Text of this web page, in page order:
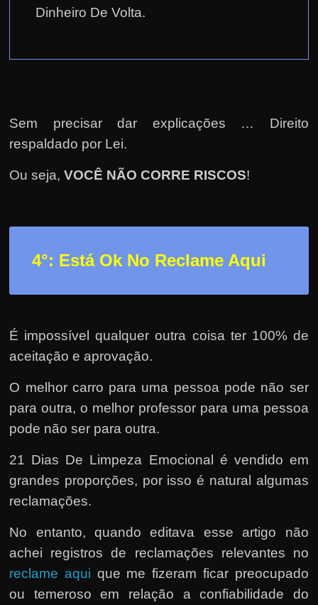
Dinheiro De Volta.
Sem precisar dar explicações … Direito
respaldado por Lei.
Ou seja,VOCÊ NÃO CORRE RISCOS!
4°: Está Ok No Reclame Aqui
É impossível qualquer outra coisa ter 100% de
aceitação e aprovação.
O melhor carro para uma pessoa pode não ser
para outra, o melhor professor para uma pessoa
pode não ser para outra.
21 Dias De Limpeza Emocional é vendido em
grandes proporções, por isso é natural algumas
reclamações.
No entanto, quando editava esse artigo não
achei registros de reclamações relevantes no
reclame aqui que me fizeram ficar preocupado
ou temeroso em relação a confiabilidade do